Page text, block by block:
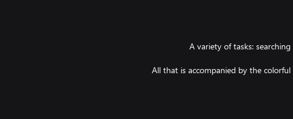
- A variety of tasks:
- All that is accompanied by the